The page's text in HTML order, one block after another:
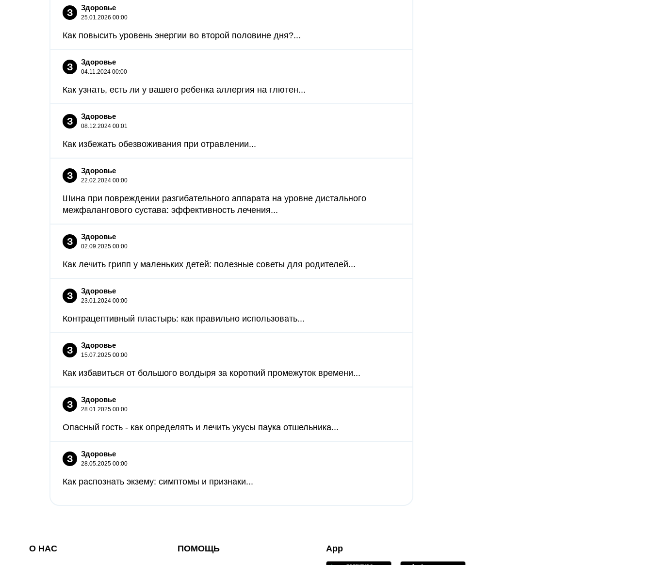
З Здоровье
25.01.2026 00:00
Как повысить уровень энергии во второй половине дня?...
З Здоровье
04.11.2024 00:00
Как узнать, есть ли у вашего ребенка аллергия на глютен...
З Здоровье
08.12.2024 00:01
Как избежать обезвоживания при отравлении...
З Здоровье
22.02.2024 00:00
Шина при повреждении разгибательного аппарата на уровне дистального
межфалангового сустава: эффективность лечения...
З Здоровье
02.09.2025 00:00
Как лечить грипп у маленьких детей: полезные советы для родителей...
З Здоровье
23.01.2024 00:00
Контрацептивный пластырь: как правильно использовать...
З Здоровье
15.07.2025 00:00
Как избавиться от большого волдыря за короткий промежуток времени...
З Здоровье
28.01.2025 00:00
Опасный гость - как определять и лечить укусы паука отшельника...
З Здоровье
28.05.2025 00:00
Как распознать экзему: симптомы и признаки...
О НАС ПОМОЩЬ App